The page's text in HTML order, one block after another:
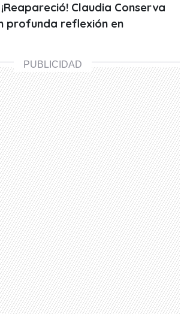
¡Reapareció! Claudia Conserva
profunda reflexión en